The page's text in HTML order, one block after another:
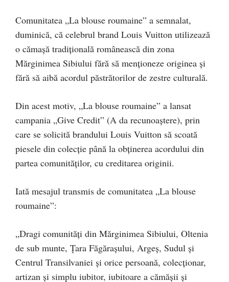
Comunitatea „La blouse roumaine” a semnalat,
duminică, că celebrul brand Louis Vuitton utilizează
o cămașă tradițională românească din zona
Mărginimea Sibiului fără să menționeze originea și
fără să aibă acordul păstrătorilor de zestre culturală.
Din acest motiv, „La blouse roumaine” a lansat
campania „Give Credit” (A da recunoaștere), prin
care se solicită brandului Louis Vuitton să scoată
piesele din colecție până la obținerea acordului din
partea comunităților, cu creditarea originii.
Iată mesajul transmis de comunitatea „La blouse
roumaine”:
„Dragi comunități din Mărginimea Sibiului, Oltenia
de sub munte, Țara Făgărașului, Argeș, Sudul și
Centrul Transilvaniei și orice persoană, colecționar,
artizan și simplu iubitor, iubitoare a cămășii și